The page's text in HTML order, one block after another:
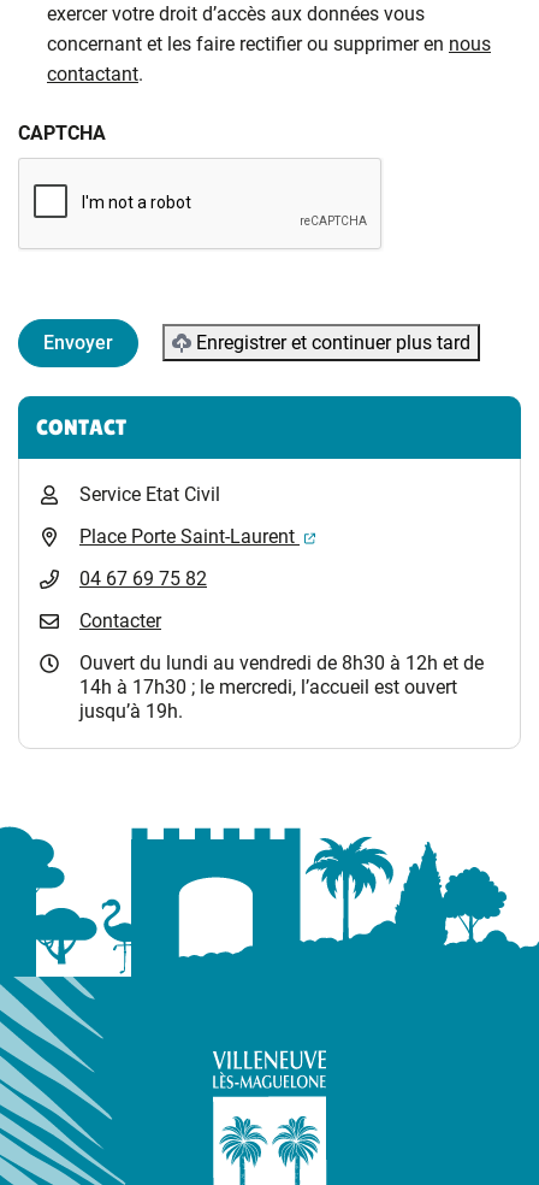
exercer votre droit d’accès aux données vous
concernant et les faire rectifier ou supprimer en nous
contactant.
CAPTCHA
Enregistrer et continuer plus tard
Informations complémentaires
CONTACT
Service Etat Civil
Place Porte Saint-Laurent
(ouverture dans un
04 67 69 75 82
Contacter
Ouvert du lundi au vendredi de 8h30 à 12h et de
14h à 17h30 ; le mercredi, l’accueil est ouvert
jusqu’à 19h.